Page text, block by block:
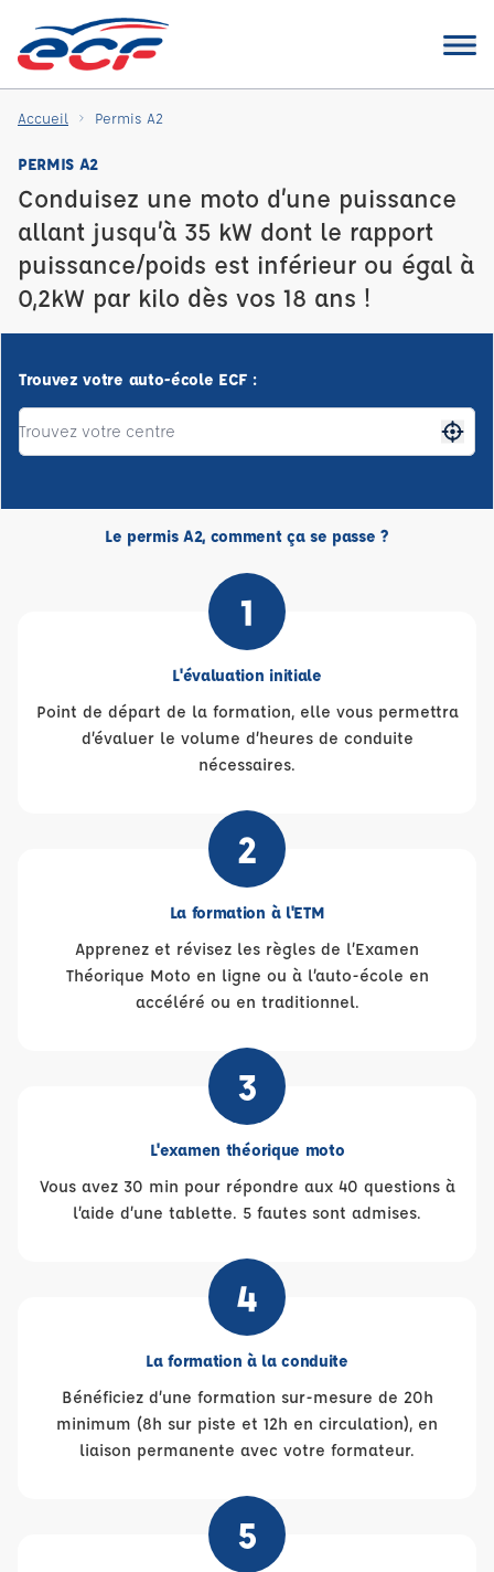
Accueil Permis A2
PERMIS A2
Conduisez une moto d’une puissance
allant jusqu’à 35 kW dont le rapport
puissance/poids est inférieur ou égal à
0,2kW par kilo dès vos 18 ans !
Trouvez votre auto-école ECF :
Me
Le permis A2, comment ça se passe ?
1
L'évaluation initiale
Point de départ de la formation, elle vous permettra
d’évaluer le volume d’heures de conduite
nécessaires.
2
La formation à l'ETM
Apprenez et révisez les règles de l’Examen
Théorique Moto en ligne ou à l’auto-école en
accéléré ou en traditionnel.
3
L'examen théorique moto
Vous avez 30 min pour répondre aux 40 questions à
l’aide d’une tablette. 5 fautes sont admises.
4
La formation à la conduite
Bénéficiez d’une formation sur-mesure de 20h
minimum (8h sur piste et 12h en circulation), en
liaison permanente avec votre formateur.
5